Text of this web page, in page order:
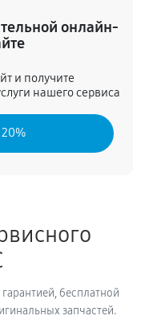
Echomap UHD
UHD 72
онлайн-
и получите
нашего сервиса
20%
бесплатной
запчастей.